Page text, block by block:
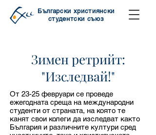
Български християнски
студентски съюз
Зимен ретрийт:
"Изследвай!"
От 23-25 февруари се проведе
ежегодната среща на международни
студенти от страната, на която те
канят свои колеги да изследват както
България и различните култури сред